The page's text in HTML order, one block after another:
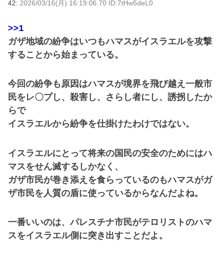
42: 2026/03/16(月) 16:19:06.70 ID:7tHw5deL0
>>1
ガザ地域の紛争はいつもハマスがイスラエルを攻撃
することから始まっている。
今回の紛争も原因はハマスが境界を飛び越え一般市
民をレ〇プし、殺害し、さらし者にし、誘拐したか
らで
イスラエルから紛争を仕掛けたわけではない。
イスラエルにとって将来の国民の安全のためにはハ
マスをせん滅するしかなく、
ガザ市民が巻き添えを食らっているのもハマスがガ
ザ市民を人質の盾に使っているからなんだよね。
一番いいのは、パレスチナ市民がテロリストのハマ
スをイスラエル側に突き出すことだよ。